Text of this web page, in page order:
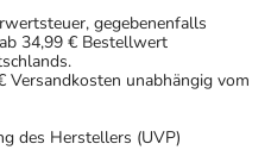
gegebenenfalls
34,99 € Bestellwert
Versandkosten unabhängig vom
des Herstellers (UVP)